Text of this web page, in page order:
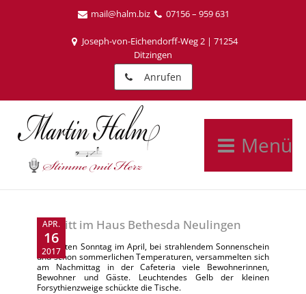
mail@halm.biz 07156 – 959 631
Joseph-von-Eichendorff-Weg 2 | 71254
Ditzingen
Anrufen
Menü
APR.
16
2017
Auftritt im Haus Bethesda Neulingen
Am ersten Sonntag im April, bei strahlendem Sonnenschein
und schon sommerlichen Temperaturen, versammelten sich
am Nachmittag in der Cafeteria viele Bewohnerinnen,
Bewohner und Gäste. Leuchtendes Gelb der kleinen
Forsythienzweige schückte die Tische.